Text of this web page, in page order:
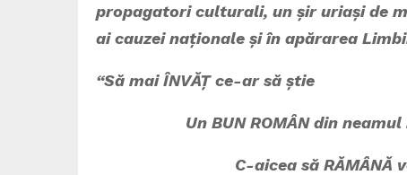
propagatori culturali, un șir uriași de
ai cauzei naționale și în apărarea
“Să mai ÎNVĂȚ ce-ar să știe
Un BUN ROMÂN din neamul
C-aicea să RĂMÂNĂ